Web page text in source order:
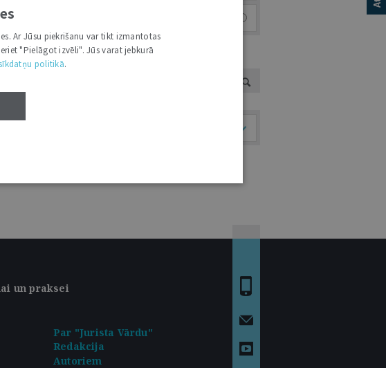
un praksei
Par "Jurista Vārdu"
Redakcija
Autoriem
Ar Jūsu piekrišanu var tikt izmantotas
"Pielāgot izvēli". Jūs varat jebkurā
politikā.